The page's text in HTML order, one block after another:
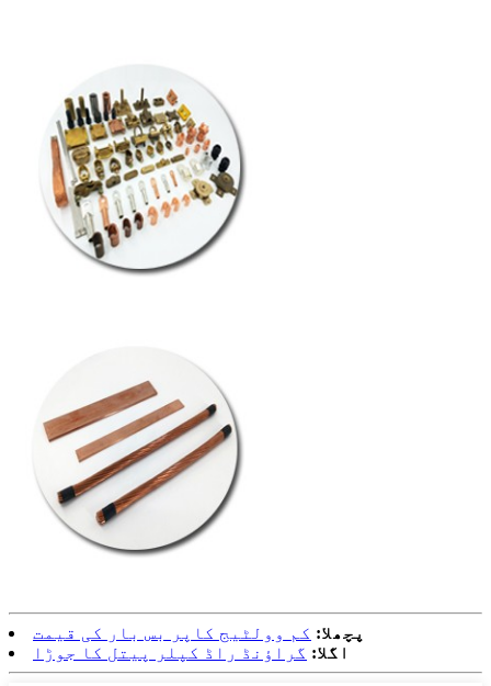
پچھلا: کم وولٹیج کاپر بس بار کی قیمت
اگلا: گراؤنڈ راڈ کپلر پیتل کا جوڑا